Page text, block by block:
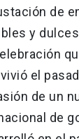
de
y
el
de un
de